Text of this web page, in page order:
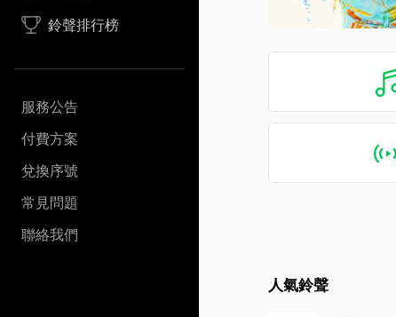
鈴聲排行榜
服務公告
付費方案
兌換序號
常見問題
聯絡我們
人氣鈴聲